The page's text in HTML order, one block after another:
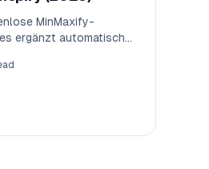
MinMaxify-
ergänzt automatische
Checkout),